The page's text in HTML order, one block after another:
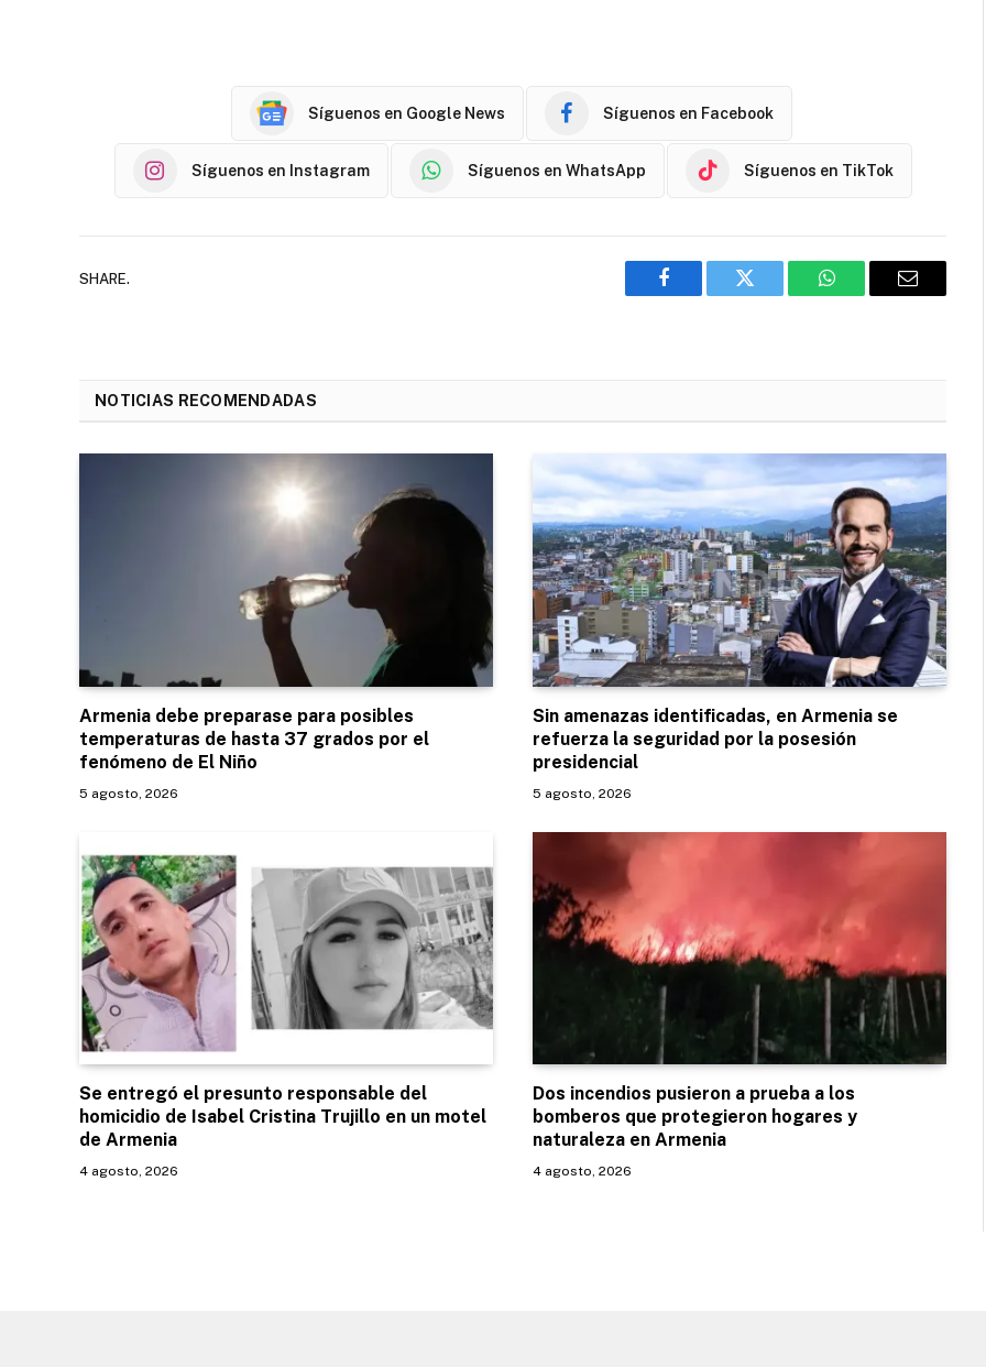
Síguenos en Google News Síguenos en Facebook
Síguenos en Instagram Síguenos en WhatsApp Síguenos en TikTok
SHARE.
Facebook Twitter WhatsAppEmail
NOTICIAS RECOMENDADAS
Armenia debe preparase para posibles
temperaturas de hasta 37 grados por el
fenómeno de El Niño
5 agosto, 2026
Sin amenazas identificadas, en Armenia se
refuerza la seguridad por la posesión
presidencial
5 agosto, 2026
Se entregó el presunto responsable del
homicidio de Isabel Cristina Trujillo en un motel
de Armenia
4 agosto, 2026
Dos incendios pusieron a prueba a los
bomberos que protegieron hogares y
naturaleza en Armenia
4 agosto, 2026